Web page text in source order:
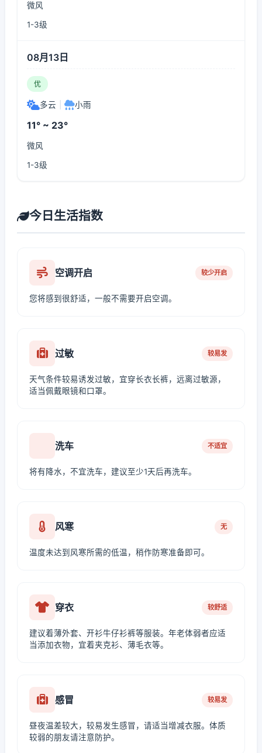
微风
1-3级
08月13日
优
多云 小雨
11° ~ 23°
微风
1-3级
今日生活指数
空调开启 较少开启
您将感到很舒适，一般不需要开启空调。
过敏 较易发
天气条件较易诱发过敏，宜穿长衣长裤，远离过敏源，
适当佩戴眼镜和口罩。
洗车 不适宜
将有降水，不宜洗车，建议至少1天后再洗车。
风寒 无
温度未达到风寒所需的低温，稍作防寒准备即可。
穿衣 较舒适
建议着薄外套、开衫牛仔衫裤等服装。年老体弱者应适
当添加衣物，宜着夹克衫、薄毛衣等。
感冒 较易发
昼夜温差较大，较易发生感冒，请适当增减衣服。体质
较弱的朋友请注意防护。